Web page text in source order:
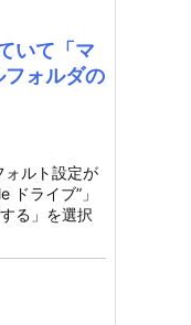
いて「マ
ォルダの
ォルト設定が
ライブ”」
る」を選択